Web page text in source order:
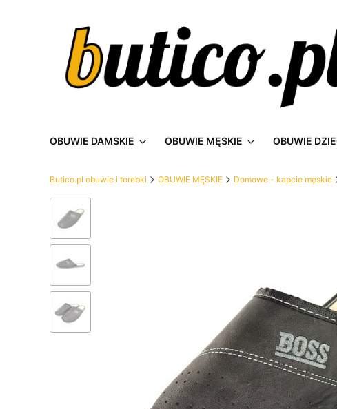
OBUWIE DAMSKIE OBUWIE MĘSKIE OBUWIE
Butico.pl obuwie i torebki OBUWIE MĘSKIE Domowe - kapcie męskie